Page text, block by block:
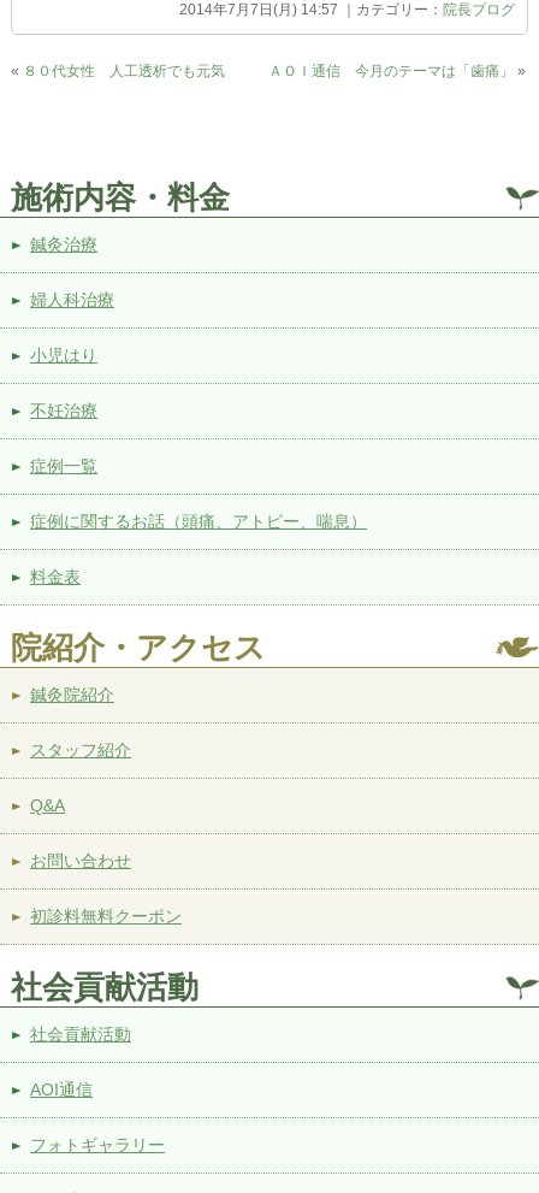
2014年7月7日(月) 14:57 ｜カテゴリー： 院長ブログ
« ８０代女性 人工透析でも元気 ＡＯＩ通信 今月のテーマは「歯痛」 »
施術内容・料金
鍼灸治療
婦人科治療
小児はり
不妊治療
症例一覧
症例に関するお話（頭痛、アトピー、喘息）
料金表
院紹介・アクセス
鍼灸院紹介
スタッフ紹介
Q&A
お問い合わせ
初診料無料クーポン
社会貢献活動
社会貢献活動
AOI通信
フォトギャラリー